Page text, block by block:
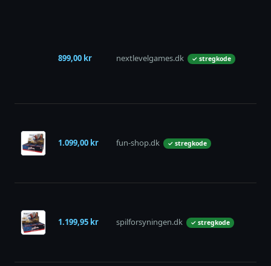
899,00 kr nextlevelgames.dk ✓ stregkode
1.099,00 kr fun-shop.dk ✓ stregkode
1.199,95 kr spilforsyningen.dk ✓ stregkode